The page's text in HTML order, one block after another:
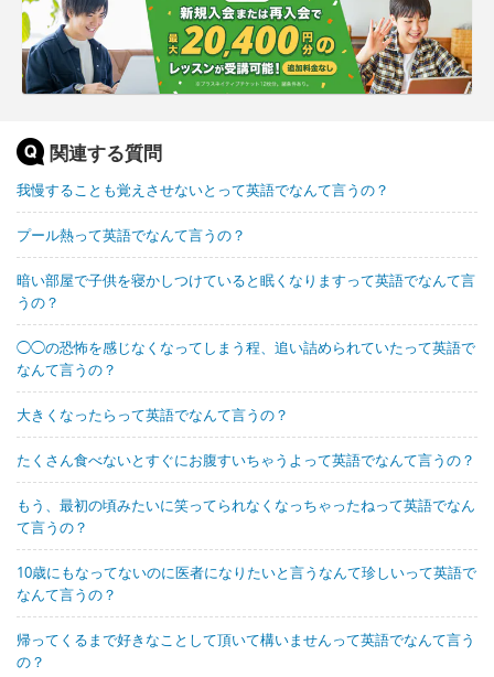
関連する質問
我慢することも覚えさせないとって英語でなんて言うの？
プール熱って英語でなんて言うの？
暗い部屋で子供を寝かしつけていると眠くなりますって英語でなんて言
うの？
◯◯の恐怖を感じなくなってしまう程、追い詰められていたって英語で
なんて言うの？
大きくなったらって英語でなんて言うの？
たくさん食べないとすぐにお腹すいちゃうよって英語でなんて言うの？
もう、最初の頃みたいに笑ってられなくなっちゃったねって英語でなん
て言うの？
10歳にもなってないのに医者になりたいと言うなんて珍しいって英語で
なんて言うの？
帰ってくるまで好きなことして頂いて構いませんって英語でなんて言う
の？